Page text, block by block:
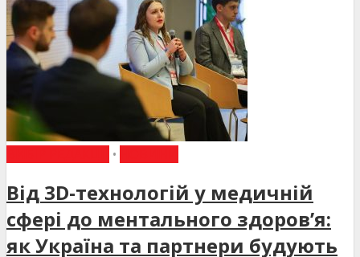
•
Від 3D-технологій у медичній
сфері до ментального здоров’я:
як Україна та партнери будують